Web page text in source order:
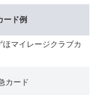
ード例
ほマイレージクラブカ
カード